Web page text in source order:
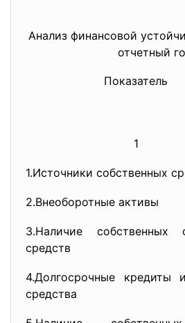
Анализ финансовой
отчетный
Показатель
1
1.Источники собственных
2.Внеоборотные активы
3.Наличие собственных
средств
4.Долгосрочные кредиты
средства